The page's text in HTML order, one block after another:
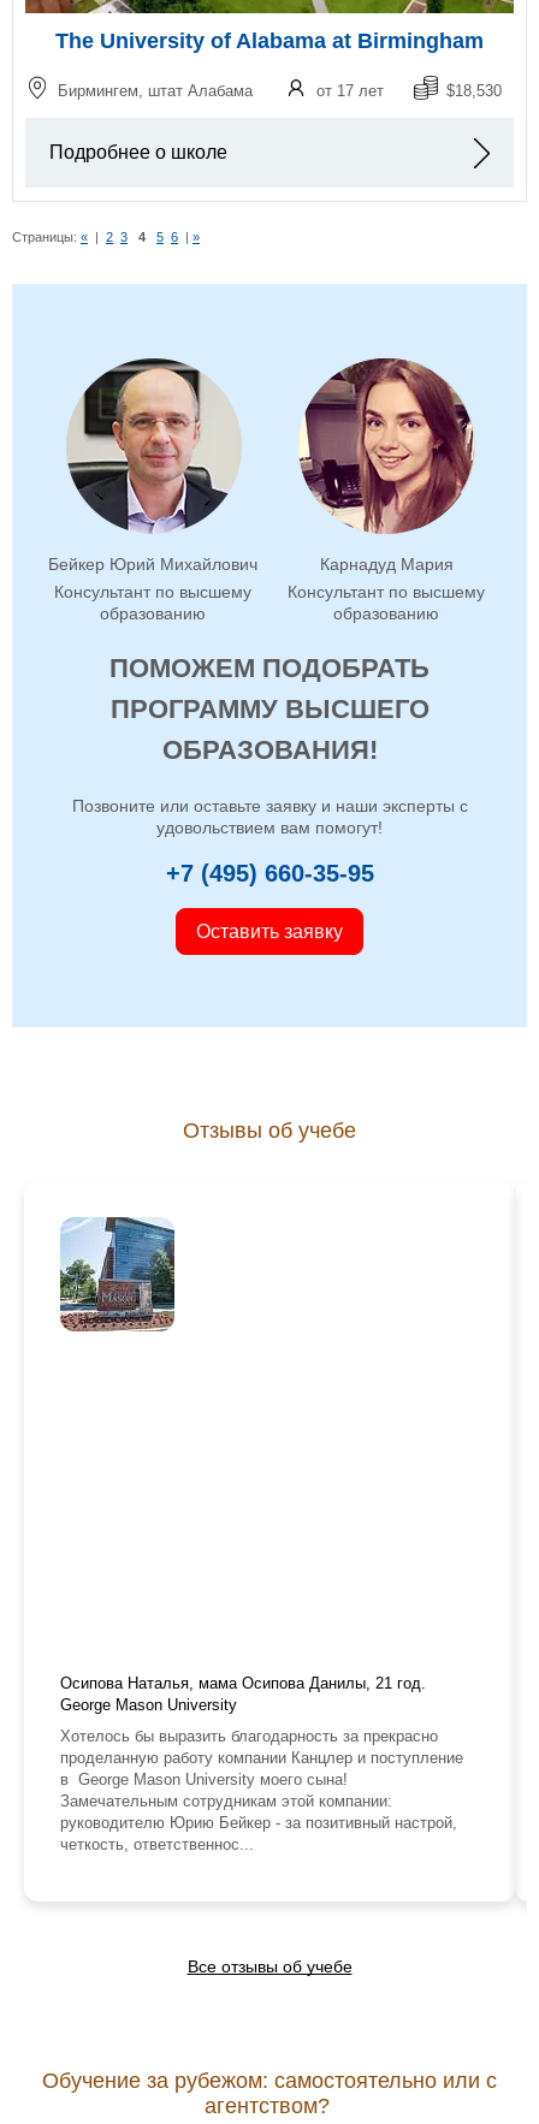
The University of Alabama at Birmingham
Бирмингем, штат Алабама от 17 лет $18,530
Подробнее о школе
Страницы: « | 2 3 4 5 6 | »
ПОМОЖЕМ ПОДОБРАТЬ
ПРОГРАММУ ВЫСШЕГО
ОБРАЗОВАНИЯ!
Позвоните или оставьте заявку и наши эксперты с
удовольствием вам помогут!
+7 (495) 660-35-95
Оставить заявку
Бейкер Юрий Михайлович
Консультант по высшему
образованию
Карнадуд Мария
Консультант по высшему
образованию
Отзывы об учебе
Осипова Наталья, мама Осипова Данилы, 21 год.
George Mason University
Хотелось бы выразить благодарность за прекрасно
проделанную работу компании Канцлер и поступление
в George Mason University моего сына!
Замечательным сотрудникам этой компании:
руководителю Юрию Бейкер - за позитивный настрой,
четкость, ответственнос...
Все отзывы об учебе
Обучение за рубежом: самостоятельно или с
агентством?